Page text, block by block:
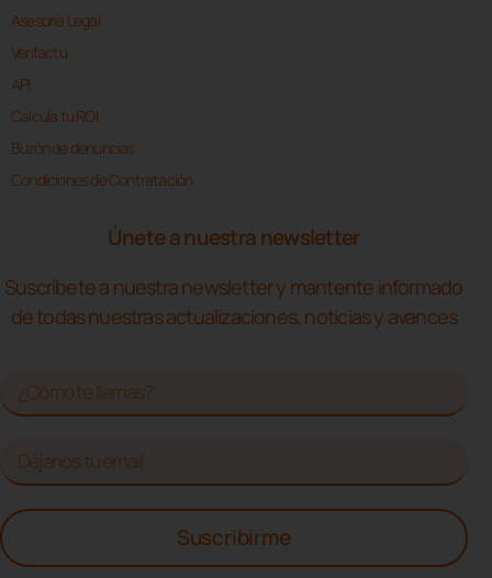
Asesoría Legal
Verifactu
API
Calcula tu ROI
Buzón de denuncias
Condiciones de Contratación
Únete a nuestra newsletter
Suscríbete a nuestra newsletter y mantente informado
de todas nuestras actualizaciones, noticias y avances
Suscribirme